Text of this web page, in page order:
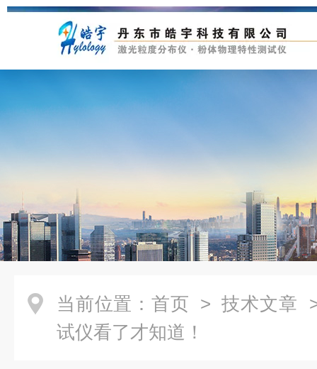
当前位置： 首页 > 技术文章
试仪看了才知道！